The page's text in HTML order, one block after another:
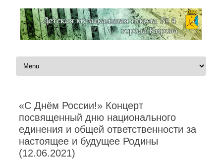
Перейти к содержимому
«С Днём России!» Концерт
посвященный дню национального
единения и общей ответственности за
настоящее и будущее Родины
(12.06.2021)